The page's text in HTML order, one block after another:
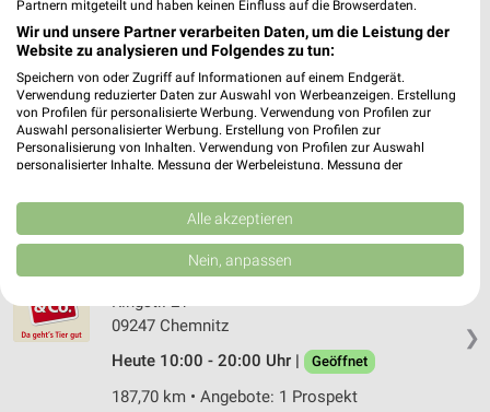
175,12 km • Angebote: 1 Prospekt
Fressnapf Chemnitz-Röhrsdorf
Wildparkstraße 13
09247 Chemnitz-Röhrsdorf
187,74 km • Angebote: 1 Prospekt
❯
ZOO & Co. Chemnitz-Center
Ringstr. 21
09247 Chemnitz
Heute 10:00 - 20:00 Uhr |
Geöffnet
187,70 km • Angebote: 1 Prospekt
Partnern mitgeteilt und haben keinen Einfluss auf die Browserdaten.
Wir und unsere Partner verarbeiten Daten, um die Leistung der
Website zu analysieren und Folgendes zu tun:
Speichern von oder Zugriff auf Informationen auf einem Endgerät.
Verwendung reduzierter Daten zur Auswahl von Werbeanzeigen. Erstellung
von Profilen für personalisierte Werbung. Verwendung von Profilen zur
Auswahl personalisierter Werbung. Erstellung von Profilen zur
Personalisierung von Inhalten. Verwendung von Profilen zur Auswahl
personalisierter Inhalte. Messung der Werbeleistung. Messung der
Kombinationen von Daten aus verschiedenen Quellen. Entwicklung und
Verbesserung der Angebote. Verwendung reduzierter Daten zur Auswahl
von Inhalten.
Daten können außerhalb der Europäischen Union weitergegeben und in die
Website/App.
Partnerliste anzeigen (1 IAB-Anbieter)
Wir nutzen Ihre Daten für folgende Zwecke:
IAB-Verarbeitungszwecke:
Alle akzeptieren
Nein, anpassen